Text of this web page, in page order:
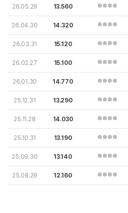
26.05.29 13.560
26.04.30 14.320
26.03.31 15.120
26.02.27 15.100
26.01.30 14.770
25.12.31 13.290
25.11.28 14.030
25.10.31 13.190
25.09.30 13.140
25.08.29 12.160